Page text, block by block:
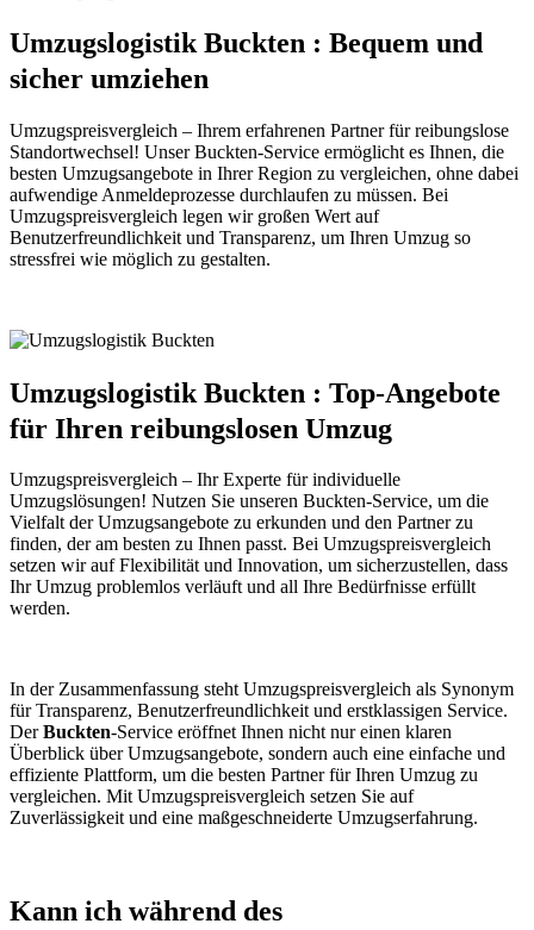
Umzugslogistik Buckten : Bequem und
sicher umziehen
Umzugspreisvergleich – Ihrem erfahrenen Partner für reibungslose
Standortwechsel! Unser Buckten-Service ermöglicht es Ihnen, die
besten Umzugsangebote in Ihrer Region zu vergleichen, ohne dabei
aufwendige Anmeldeprozesse durchlaufen zu müssen. Bei
Umzugspreisvergleich legen wir großen Wert auf
Benutzerfreundlichkeit und Transparenz, um Ihren Umzug so
stressfrei wie möglich zu gestalten.
Umzugslogistik Buckten : Top-Angebote
für Ihren reibungslosen Umzug
Umzugspreisvergleich – Ihr Experte für individuelle
Umzugslösungen! Nutzen Sie unseren Buckten-Service, um die
Vielfalt der Umzugsangebote zu erkunden und den Partner zu
finden, der am besten zu Ihnen passt. Bei Umzugspreisvergleich
setzen wir auf Flexibilität und Innovation, um sicherzustellen, dass
Ihr Umzug problemlos verläuft und all Ihre Bedürfnisse erfüllt
werden.
In der Zusammenfassung steht Umzugspreisvergleich als Synonym
für Transparenz, Benutzerfreundlichkeit und erstklassigen Service.
DerBuckten-Service eröffnet Ihnen nicht nur einen klaren
Überblick über Umzugsangebote, sondern auch eine einfache und
effiziente Plattform, um die besten Partner für Ihren Umzug zu
vergleichen. Mit Umzugspreisvergleich setzen Sie auf
Zuverlässigkeit und eine maßgeschneiderte Umzugserfahrung.
Kann ich während des